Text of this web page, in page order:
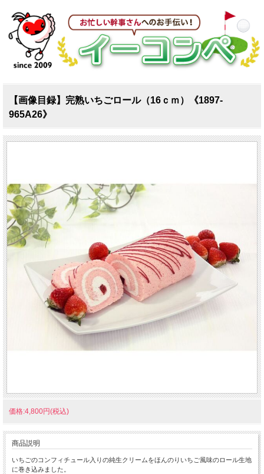
【画像目録】完熟いちごロール（16ｃｍ）《1897-
965A26》
価格:4,800円(税込)
商品説明
いちごのコンフィチュール入りの純生クリームをほんのりいちご風味のロール生地
に巻き込みました。